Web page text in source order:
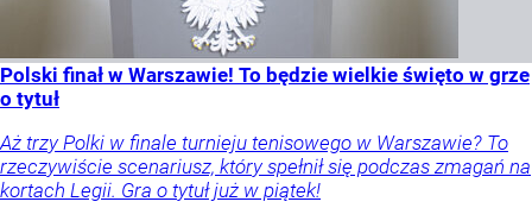
Polski finał w Warszawie! To będzie wielkie święto w grze
o tytuł
Aż trzy Polki w finale turnieju tenisowego w Warszawie? To
rzeczywiście scenariusz, który spełnił się podczas zmagań na
kortach Legii. Gra o tytuł już w piątek!